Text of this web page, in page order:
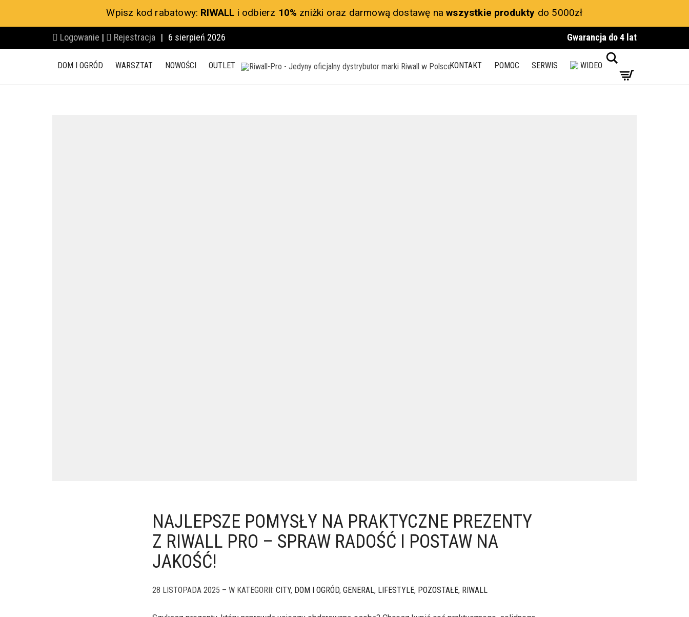
Wpisz kod rabatowy: RIWALL i odbierz 10% zniżki oraz darmową dostawę nawszystkie produkty do 5000zł
Logowanie | Rejestracja | 6 sierpień 2026 Gwarancja do 4 lat
DOM I OGRÓD WARSZTAT NOWOŚCI OUTLET KONTAKT POMOC SERWIS WIDEO
NAJLEPSZE POMYSŁY NA PRAKTYCZNE PREZENTY
Z RIWALL PRO – SPRAW RADOŚĆ I POSTAW NA
JAKOŚĆ!
28 LISTOPADA 2025 – W KATEGORII: CITY, DOM I OGRÓD, GENERAL, LIFESTYLE, POZOSTAŁE, RIWALL